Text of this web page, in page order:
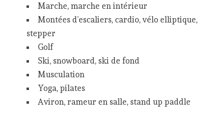
Marche, marche en intérieur
Montées d’escaliers, cardio, vélo elliptique,
stepper
Golf
Ski, snowboard, ski de fond
Musculation
Yoga, pilates
Aviron, rameur en salle, stand up paddle